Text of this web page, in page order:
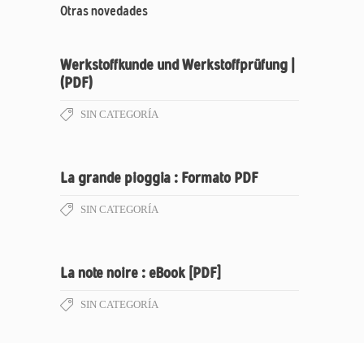
Otras novedades
Werkstoffkunde und Werkstoffprüfung |
(PDF)
SIN CATEGORÍA
La grande pioggia : Formato PDF
SIN CATEGORÍA
La note noire : eBook [PDF]
SIN CATEGORÍA